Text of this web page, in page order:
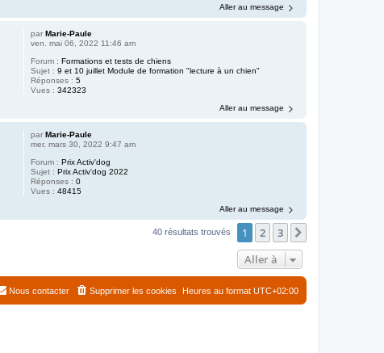
Aller au message
parMarie-Paule
ven. mai 06, 2022 11:46 am
Forum :Formations et tests de chiens
Sujet :9 et 10 juillet Module de formation "lecture à un chien"
Réponses :5
Vues :342323
Aller au message
parMarie-Paule
mer. mars 30, 2022 9:47 am
Forum :Prix Activ'dog
Sujet :Prix Activ'dog 2022
Réponses :0
Vues :48415
Aller au message
40 résultats trouvés 1 2 3
Aller à
Heures au format UTC+02:00
Supprimer les cookies
Nous contacter